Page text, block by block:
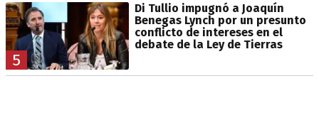
5
Di Tullio impugnó a Joaquín
Benegas Lynch por un presunto
conflicto de intereses en el
debate de la Ley de Tierras